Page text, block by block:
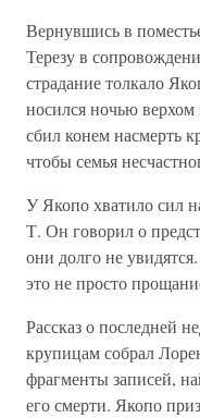
Вернувшись в
Терезу в
страдание толкало
носился ночью
сбил конем насмерть
чтобы семья
У Якопо хватило сил
Т. Он говорил о
они долго не
это не просто
Рассказ о последней
крупицам собрал
фрагменты записей,
его смерти. Якопо